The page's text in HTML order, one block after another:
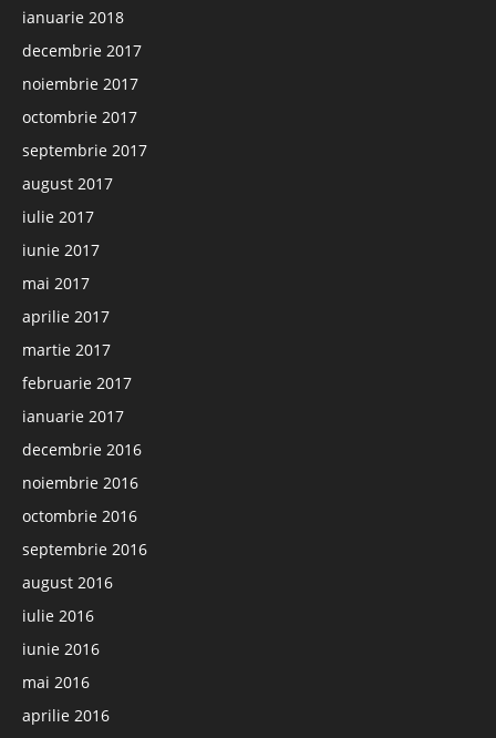
ianuarie 2018
decembrie 2017
noiembrie 2017
octombrie 2017
septembrie 2017
august 2017
iulie 2017
iunie 2017
mai 2017
aprilie 2017
martie 2017
februarie 2017
ianuarie 2017
decembrie 2016
noiembrie 2016
octombrie 2016
septembrie 2016
august 2016
iulie 2016
iunie 2016
mai 2016
aprilie 2016